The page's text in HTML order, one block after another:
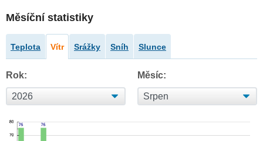
Měsíční statistiky
Teplota Vítr Srážky Sníh Slunce
Rok: Měsíc: